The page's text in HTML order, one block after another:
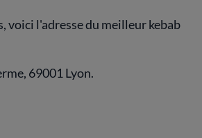
voici l'adresse du meilleur kebab
69001 Lyon.